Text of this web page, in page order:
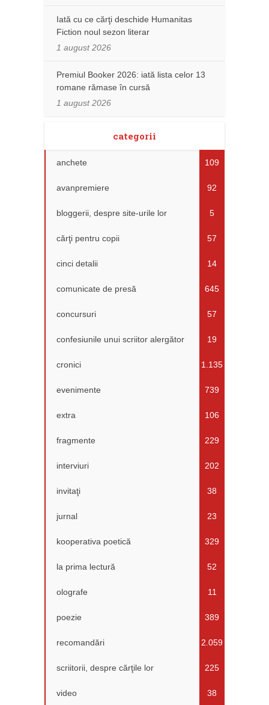
Iată cu ce cărţi deschide Humanitas
Fiction noul sezon literar
1 august 2026
Premiul Booker 2026: iată lista celor 13
romane rămase în cursă
1 august 2026
categorii
anchete 109
avanpremiere 92
bloggerii, despre site-urile lor 5
cărţi pentru copii 57
cinci detalii 14
comunicate de presă 645
concursuri 57
confesiunile unui scriitor alergător 19
cronici 1.135
evenimente 739
extra 106
fragmente 229
interviuri 202
invitaţi 38
jurnal 23
kooperativa poetică 329
la prima lectură 52
olografe 11
poezie 389
recomandări 2.059
scriitorii, despre cărţile lor 225
video 38